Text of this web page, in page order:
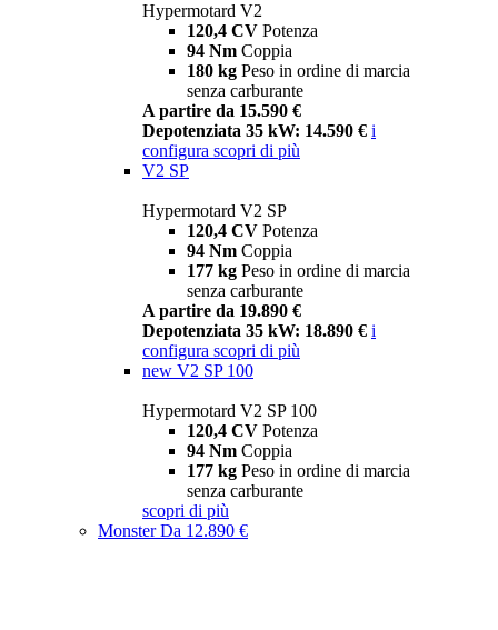
Hypermotard V2
120,4 CV Potenza
94 Nm Coppia
180 kg Peso in ordine di marcia
senza carburante
A partire da 15.590 €
Depotenziata 35 kW: 14.590 € i
configura scopri di più
V2 SP
Hypermotard V2 SP
120,4 CV Potenza
94 Nm Coppia
177 kg Peso in ordine di marcia
senza carburante
A partire da 19.890 €
Depotenziata 35 kW: 18.890 € i
configura scopri di più
new V2 SP 100
Hypermotard V2 SP 100
120,4 CV Potenza
94 Nm Coppia
177 kg Peso in ordine di marcia
senza carburante
scopri di più
MonsterDa 12.890 €